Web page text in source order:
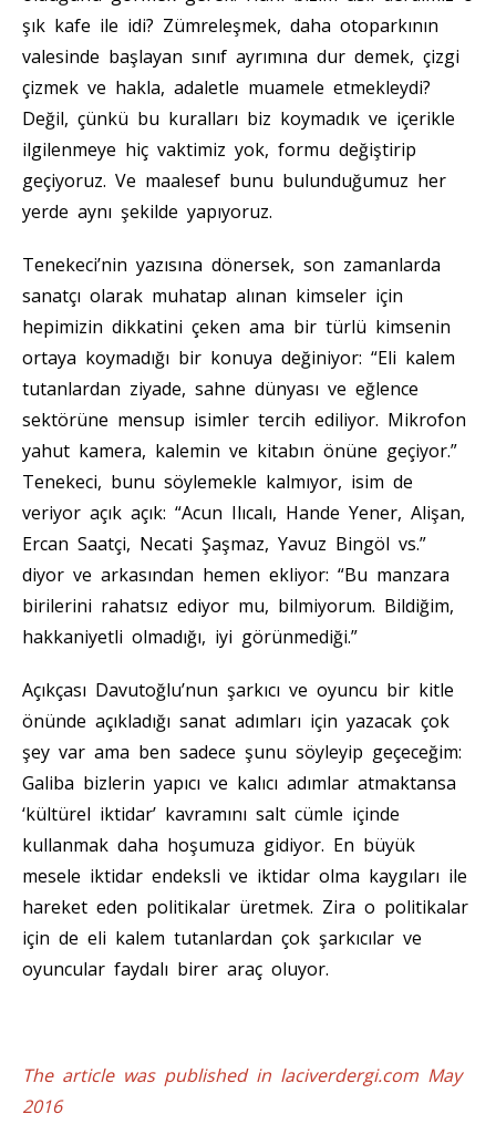
şık kafe ile idi? Zümreleşmek, daha otoparkının
valesinde başlayan sınıf ayrımına dur demek, çizgi
çizmek ve hakla, adaletle muamele etmekleydi?
Değil, çünkü bu kuralları biz koymadık ve içerikle
ilgilenmeye hiç vaktimiz yok, formu değiştirip
geçiyoruz. Ve maalesef bunu bulunduğumuz her
yerde aynı şekilde yapıyoruz.
Tenekeci’nin yazısına dönersek, son zamanlarda
sanatçı olarak muhatap alınan kimseler için
hepimizin dikkatini çeken ama bir türlü kimsenin
ortaya koymadığı bir konuya değiniyor: “Eli kalem
tutanlardan ziyade, sahne dünyası ve eğlence
sektörüne mensup isimler tercih ediliyor. Mikrofon
yahut kamera, kalemin ve kitabın önüne geçiyor.”
Tenekeci, bunu söylemekle kalmıyor, isim de
veriyor açık açık: “Acun Ilıcalı, Hande Yener, Alişan,
Ercan Saatçi, Necati Şaşmaz, Yavuz Bingöl vs.”
diyor ve arkasından hemen ekliyor: “Bu manzara
birilerini rahatsız ediyor mu, bilmiyorum. Bildiğim,
hakkaniyetli olmadığı, iyi görünmediği.”
Açıkçası Davutoğlu’nun şarkıcı ve oyuncu bir kitle
önünde açıkladığı sanat adımları için yazacak çok
şey var ama ben sadece şunu söyleyip geçeceğim:
Galiba bizlerin yapıcı ve kalıcı adımlar atmaktansa
‘kültürel iktidar’ kavramını salt cümle içinde
kullanmak daha hoşumuza gidiyor. En büyük
mesele iktidar endeksli ve iktidar olma kaygıları ile
hareket eden politikalar üretmek. Zira o politikalar
için de eli kalem tutanlardan çok şarkıcılar ve
oyuncular faydalı birer araç oluyor.
The article was published in laciverdergi.com May
2016